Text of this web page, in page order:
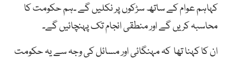
کہاہم عوام کے ساتھ سڑکوں پر نکلیں گے ۔ہم حکومت کا
محاسبہ کریں گے اور منطقی انجام تک پہنچائیں گے۔
ان کا کہنا تھا کہ مہنگائی اور مسائل کی وجہ سے یہ حکومت